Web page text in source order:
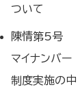
ついて
陳情第5号
マイナンバー
制度実施の中